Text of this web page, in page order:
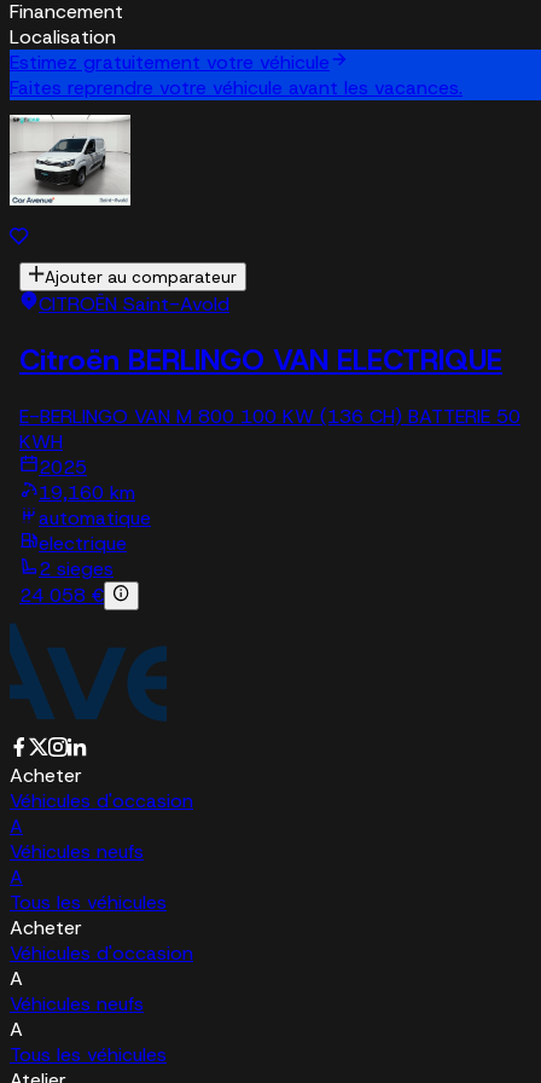
Financement
Localisation
Estimez gratuitement votre véhicule
Faites reprendre votre véhicule avant les vacances.
Ajouter au comparateur
CITROËN Saint-Avold
Citroën BERLINGO VAN ELECTRIQUE
E-BERLINGO VAN M 800 100 KW (136 CH) BATTERIE 50
KWH
2025
19,160 km
automatique
electrique
2 sieges
24 058 €
Acheter
Véhicules d'occasion
A
Véhicules neufs
A
Tous les véhicules
Acheter
Véhicules d'occasion
A
Véhicules neufs
A
Tous les véhicules